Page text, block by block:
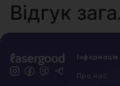
Відгук
Інформація
Про нас